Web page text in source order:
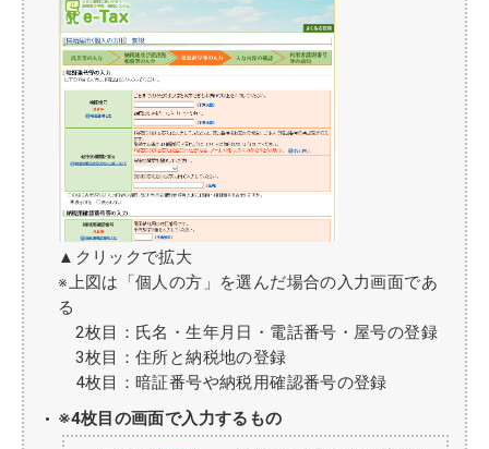
▲クリックで拡大
※上図は「個人の方」を選んだ場合の入力画面であ
る
2枚目：氏名・生年月日・電話番号・屋号の登録
3枚目：住所と納税地の登録
4枚目：暗証番号や納税用確認番号の登録
※4枚目の画面で入力するもの